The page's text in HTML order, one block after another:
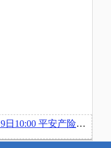
安产险北京分公司举办线上宣讲会